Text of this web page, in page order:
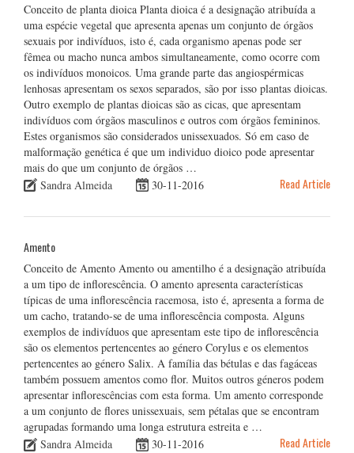
Conceito de planta dioica Planta dioica é a designação atribuída a
uma espécie vegetal que apresenta apenas um conjunto de órgãos
sexuais por indivíduos, isto é, cada organismo apenas pode ser
fêmea ou macho nunca ambos simultaneamente, como ocorre com
os indivíduos monoicos. Uma grande parte das angiospérmicas
lenhosas apresentam os sexos separados, são por isso plantas dioicas.
Outro exemplo de plantas dioicas são as cicas, que apresentam
indivíduos com órgãos masculinos e outros com órgãos femininos.
Estes organismos são considerados unissexuados. Só em caso de
malformação genética é que um individuo dioico pode apresentar
mais do que um conjunto de órgãos …
Sandra Almeida
30-11-2016 Read Article
Amento
Conceito de Amento Amento ou amentilho é a designação atribuída
a um tipo de inflorescência. O amento apresenta características
típicas de uma inflorescência racemosa, isto é, apresenta a forma de
um cacho, tratando-se de uma inflorescência composta. Alguns
exemplos de indivíduos que apresentam este tipo de inflorescência
são os elementos pertencentes ao género Corylus e os elementos
pertencentes ao género Salix. A família das bétulas e das fagáceas
também possuem amentos como flor. Muitos outros géneros podem
apresentar inflorescências com esta forma. Um amento corresponde
a um conjunto de flores unissexuais, sem pétalas que se encontram
agrupadas formando uma longa estrutura estreita e …
Sandra Almeida
30-11-2016 Read Article